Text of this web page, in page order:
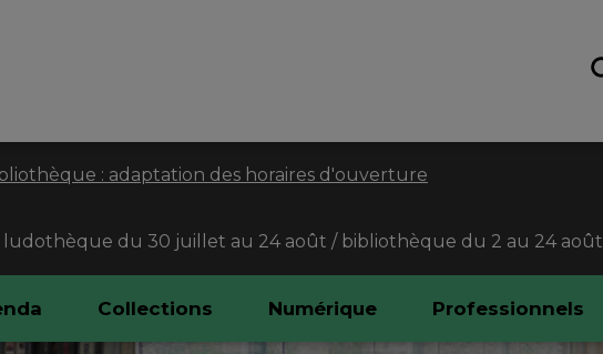
: adaptation des horaires d'ouverture
ludothèque du 30 juillet au 24 août / bibliothèque du 2 au 24 août
Collections Numérique Professionnels